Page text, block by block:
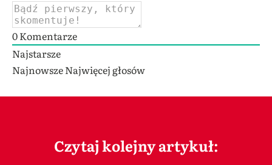
0Komentarze
Najstarsze
NajnowszeNajwięcej głosów
Czytaj kolejny artykuł: